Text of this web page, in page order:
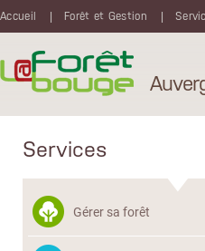
Accueil
Forêt et Gestion
Services
Gérer sa forêt